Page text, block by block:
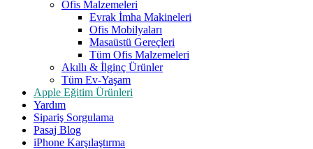
Ofis Malzemeleri
Evrak İmha Makineleri
Ofis Mobilyaları
Masaüstü Gereçleri
Tüm Ofis Malzemeleri
Akıllı & İlginç Ürünler
Tüm Ev-Yaşam
Apple Eğitim Ürünleri
Yardım
Sipariş Sorgulama
Pasaj Blog
iPhone Karşılaştırma